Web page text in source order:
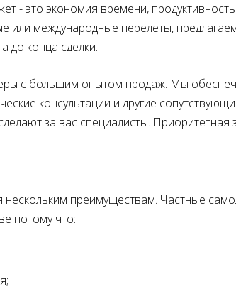
- это экономия времени,
или международные перелеты,
до конца сделки.
с большим опытом продаж. Мы
консультации и другие
за вас специалисты. Приоритетная
преимуществам. Частные
потому что: